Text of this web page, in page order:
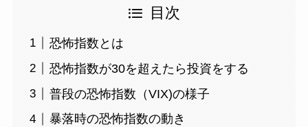
目次
恐怖指数とは
恐怖指数が30を超えたら投資をする
普段の恐怖指数（VIX)の様子
暴落時の恐怖指数の動き